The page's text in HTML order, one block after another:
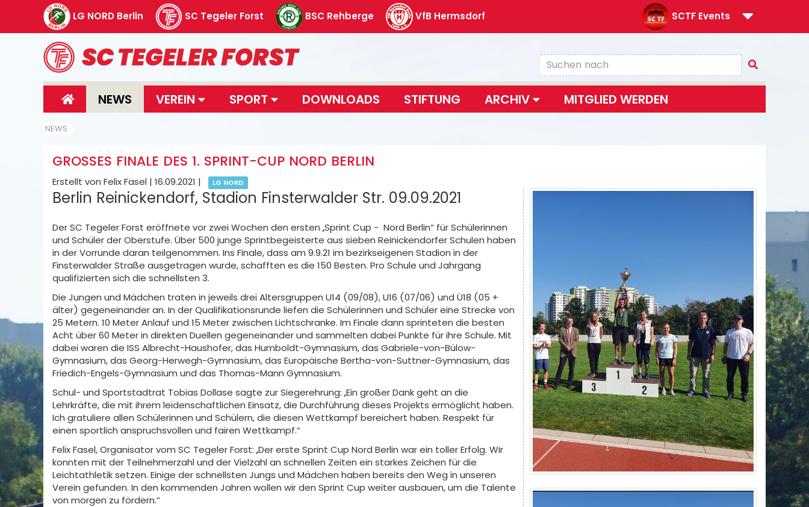
LG NORD Berlin SC Tegeler Forst BSC Rehberge VfB Hermsdorf SCTF Events
NEWS VEREIN SPORT DOWNLOADS STIFTUNG ARCHIV MITGLIED WERDEN
NEWS
GROSSES FINALE DES 1. SPRINT-CUP NORD BERLIN
Erstellt von Felix Fasel | 16.09.2021 | LG NORD
Berlin Reinickendorf, Stadion Finsterwalder Str. 09.09.2021
Der SC Tegeler Forst eröffnete vor zwei Wochen den ersten „Sprint Cup - Nord Berlin“ für Schülerinnen
und Schüler der Oberstufe. Über 500 junge Sprintbegeisterte aus sieben Reinickendorfer Schulen haben
in der Vorrunde daran teilgenommen. Ins Finale, dass am 9.9.21 im bezirkseigenen Stadion in der
Finsterwalder Straße ausgetragen wurde, schafften es die 150 Besten. Pro Schule und Jahrgang
qualifizierten sich die schnellsten 3.
Die Jungen und Mädchen traten in jeweils drei Altersgruppen U14 (09/08), U16 (07/06) und Ü18 (05 +
älter) gegeneinander an. In der Qualifikationsrunde liefen die Schülerinnen und Schüler eine Strecke von
25 Metern. 10 Meter Anlauf und 15 Meter zwischen Lichtschranke. Im Finale dann sprinteten die besten
Acht über 60 Meter in direkten Duellen gegeneinander und sammelten dabei Punkte für ihre Schule. Mit
dabei waren die ISS Albrecht-Haushofer, das Humboldt-Gymnasium, das Gabriele-von-Bülow-
Gymnasium, das Georg-Herwegh-Gymnasium, das Europäische Bertha-von-Suttner-Gymnasium, das
Friedich-Engels-Gymnasium und das Thomas-Mann Gymnasium.
Schul- und Sportstadtrat Tobias Dollase sagte zur Siegerehrung: „Ein großer Dank geht an die
Lehrkräfte, die mit ihrem leidenschaftlichen Einsatz, die Durchführung dieses Projekts ermöglicht haben.
Ich gratuliere allen Schülerinnen und Schülern, die diesen Wettkampf bereichert haben. Respekt für
einen sportlich anspruchsvollen und fairen Wettkampf.“
Felix Fasel, Organisator vom SC Tegeler Forst: „Der erste Sprint Cup Nord Berlin war ein toller Erfolg. Wir
konnten mit der Teilnehmerzahl und der Vielzahl an schnellen Zeiten ein starkes Zeichen für die
Leichtathletik setzen. Einige der schnellsten Jungs und Mädchen haben bereits den Weg in unseren
Verein gefunden. In den kommenden Jahren wollen wir den Sprint Cup weiter ausbauen, um die Talente
von morgen zu fördern.“